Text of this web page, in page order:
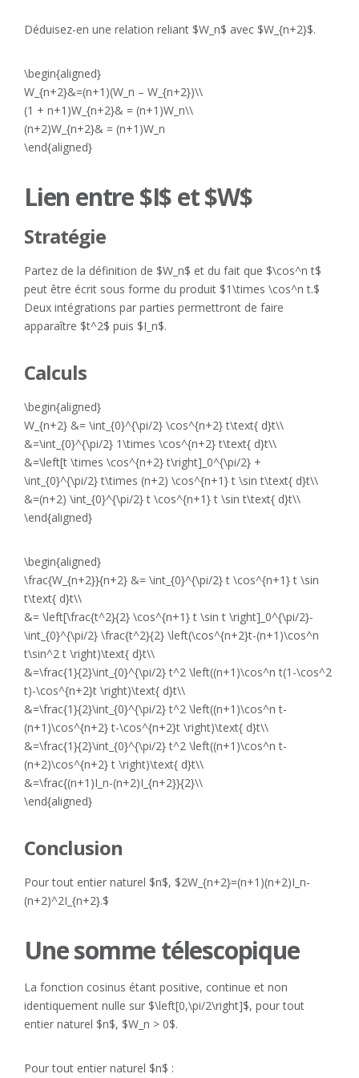
Déduisez-en une relation reliant $W_n$ avec $W_{n+2}$.
\begin{aligned}
W_{n+2}&=(n+1)(W_n – W_{n+2})\\
(1 + n+1)W_{n+2}& = (n+1)W_n\\
(n+2)W_{n+2}& = (n+1)W_n
\end{aligned}
Lien entre $I$ et $W$
Stratégie
Partez de la définition de $W_n$ et du fait que $\cos^n t$
peut être écrit sous forme du produit $1\times \cos^n t.$
Deux intégrations par parties permettront de faire
apparaître $t^2$ puis $I_n$.
Calculs
\begin{aligned}
W_{n+2} &= \int_{0}^{\pi/2} \cos^{n+2} t\text{ d}t\\
&=\int_{0}^{\pi/2} 1\times \cos^{n+2} t\text{ d}t\\
&=\left[t \times \cos^{n+2} t\right]_0^{\pi/2} +
\int_{0}^{\pi/2} t\times (n+2) \cos^{n+1} t \sin t\text{ d}t\\
&=(n+2) \int_{0}^{\pi/2} t \cos^{n+1} t \sin t\text{ d}t\\
\end{aligned}
\begin{aligned}
\frac{W_{n+2}}{n+2} &= \int_{0}^{\pi/2} t \cos^{n+1} t \sin
t\text{ d}t\\
&= \left[\frac{t^2}{2} \cos^{n+1} t \sin t \right]_0^{\pi/2}-
\int_{0}^{\pi/2} \frac{t^2}{2} \left(\cos^{n+2}t-(n+1)\cos^n
t\sin^2 t \right)\text{ d}t\\
&=\frac{1}{2}\int_{0}^{\pi/2} t^2 \left((n+1)\cos^n t(1-\cos^2
t)-\cos^{n+2}t \right)\text{ d}t\\
&=\frac{1}{2}\int_{0}^{\pi/2} t^2 \left((n+1)\cos^n t-
(n+1)\cos^{n+2} t-\cos^{n+2}t \right)\text{ d}t\\
&=\frac{1}{2}\int_{0}^{\pi/2} t^2 \left((n+1)\cos^n t-
(n+2)\cos^{n+2} t \right)\text{ d}t\\
&=\frac{(n+1)I_n-(n+2)I_{n+2}}{2}\\
\end{aligned}
Conclusion
Pour tout entier naturel $n$, $2W_{n+2}=(n+1)(n+2)I_n-
(n+2)^2I_{n+2}.$
Une somme télescopique
La fonction cosinus étant positive, continue et non
identiquement nulle sur $\left[0,\pi/2\right]$, pour tout
entier naturel $n$, $W_n > 0$.
Pour tout entier naturel $n$ :